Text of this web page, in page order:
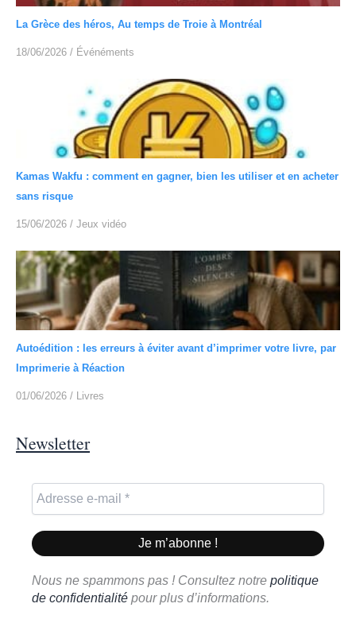
La Grèce des héros, Au temps de Troie à Montréal
18/06/2026 / Événéments
Kamas Wakfu : comment en gagner, bien les utiliser et en acheter
sans risque
15/06/2026 / Jeux vidéo
Autoédition : les erreurs à éviter avant d’imprimer votre livre, par
Imprimerie à Réaction
01/06/2026 / Livres
Newsletter
Nous ne spammons pas ! Consultez notre politique
de confidentialité pour plus d’informations.